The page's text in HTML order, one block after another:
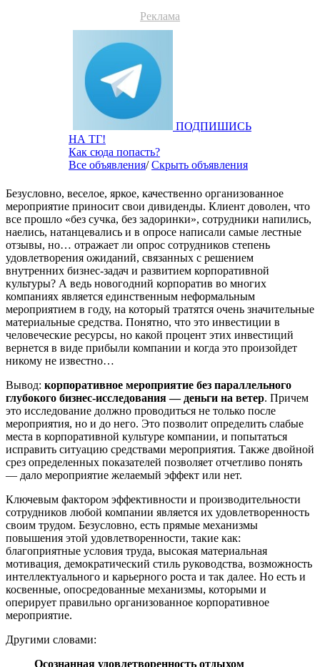
Реклама
ПОДПИШИСЬ
НА ТГ!
Как сюда попасть?
Все объявления/Скрыть объявления
Безусловно, веселое, яркое, качественно организованное
мероприятие приносит свои дивиденды. Клиент доволен, что
все прошло «без сучка, без задоринки», сотрудники напились,
наелись, натанцевались и в опросе написали самые лестные
отзывы, но… отражает ли опрос сотрудников степень
удовлетворения ожиданий, связанных с решением
внутренних бизнес-задач и развитием корпоративной
культуры? А ведь новогодний корпоратив во многих
компаниях является единственным неформальным
мероприятием в году, на который тратятся очень значительные
материальные средства. Понятно, что это инвестиции в
человеческие ресурсы, но какой процент этих инвестиций
вернется в виде прибыли компании и когда это произойдет
никому не известно…
Вывод: корпоративное мероприятие без параллельного
глубокого бизнес-исследования — деньги на ветер. Причем
это исследование должно проводиться не только после
мероприятия, но и до него. Это позволит определить слабые
места в корпоративной культуре компании, и попытаться
исправить ситуацию средствами мероприятия. Также двойной
срез определенных показателей позволяет отчетливо понять
— дало мероприятие желаемый эффект или нет.
Ключевым фактором эффективности и производительности
сотрудников любой компании является их удовлетворенность
своим трудом. Безусловно, есть прямые механизмы
повышения этой удовлетворенности, такие как:
благоприятные условия труда, высокая материальная
мотивация, демократический стиль руководства, возможность
интеллектуального и карьерного роста и так далее. Но есть и
косвенные, опосредованные механизмы, которыми и
оперирует правильно организованное корпоративное
мероприятие.
Другими словами:
Осознанная удовлетворенность отдыхом